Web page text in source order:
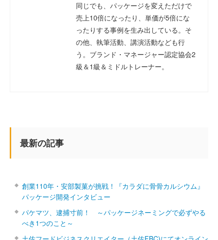
同じでも、パッケージを変えただけで
売上10倍になったり、単価が5倍にな
ったりする事例を生み出している。そ
の他、執筆活動、講演活動なども行
う。ブランド・マネージャー認定協会2
級＆1級＆ミドルトレーナー。
最新の記事
創業110年・安部製菓が挑戦！『カラダに骨骨カルシウム』
パッケージ開発インタビュー
パケマツ、逮捕寸前！ ～パッケージネーミングで必ずやる
べき1つのこと～